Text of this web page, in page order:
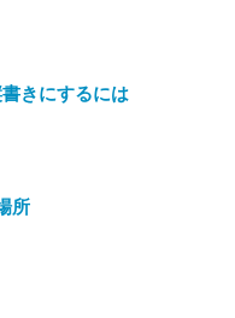
きにするには
所